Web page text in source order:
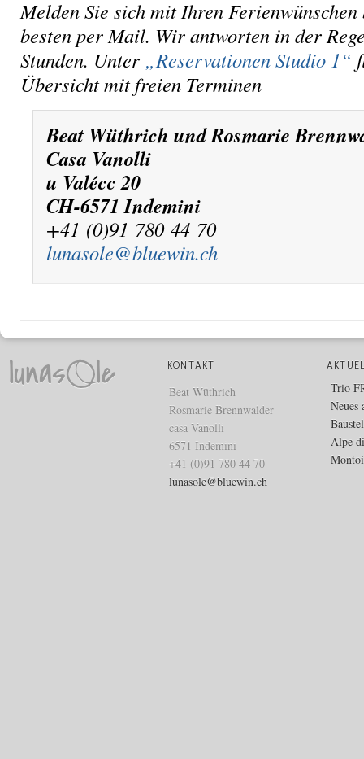
Melden Sie sich mit Ihren Ferienwünschen
besten per Mail. Wir antworten in der
Stunden. Unter „Reservationen Studio 1“
Übersicht mit freien Terminen
Beat Wüthrich und Rosmarie
Casa Vanolli
u Valécc 20
CH-6571 Indemini
+41 (0)91 780 44 70
lunasole@bluewin.ch
KONTAKT
Beat Wüthrich
Rosmarie Brennwalder
casa Vanolli
6571 Indemini
+41 (0)91 780 44 70
lunasole@bluewin.ch
Trio
Neues
Alpe